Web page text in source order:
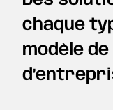
chaque
modèle